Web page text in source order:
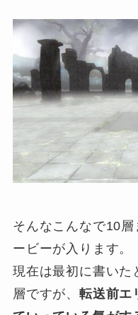
そんなこんなで10
ービーが入ります。
現在は最初に書いた
層ですが、 転送前エ